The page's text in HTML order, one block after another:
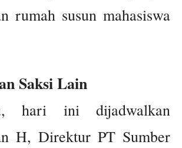
rumah susun mahasiswa
Saksi Lain
hari ini dijadwalkan
H, Direktur PT Sumber